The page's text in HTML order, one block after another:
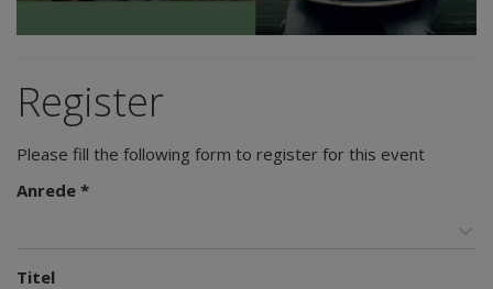
Register
Please fill the following form to register for this event
Anrede *
Titel